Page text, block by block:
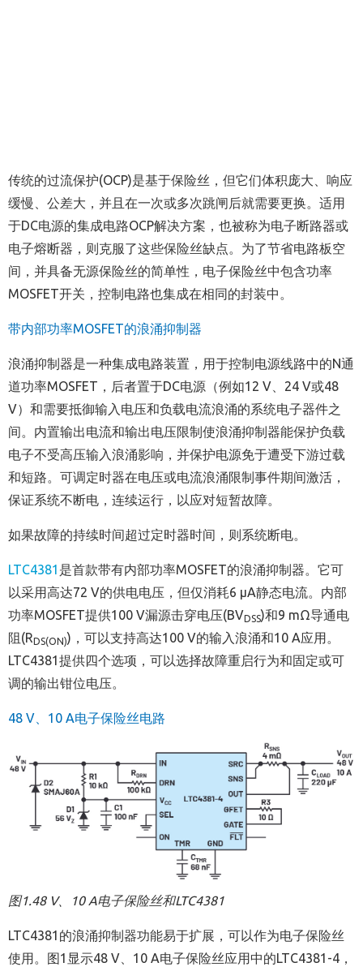
传统的过流保护(OCP)是基于保险丝，但它们体积庞大、响应
缓慢、公差大，并且在一次或多次跳闸后就需要更换。适用
于DC电源的集成电路OCP解决方案，也被称为电子断路器或
电子熔断器，则克服了这些保险丝缺点。为了节省电路板空
间，并具备无源保险丝的简单性，电子保险丝中包含功率
MOSFET开关，控制电路也集成在相同的封装中。
带内部功率MOSFET的浪涌抑制器
浪涌抑制器是一种集成电路装置，用于控制电源线路中的N通
道功率MOSFET，后者置于DC电源（例如12 V、24 V或48
V）和需要抵御输入电压和负载电流浪涌的系统电子器件之
间。内置输出电流和输出电压限制使浪涌抑制器能保护负载
电子不受高压输入浪涌影响，并保护电源免于遭受下游过载
和短路。可调定时器在电压或电流浪涌限制事件期间激活，
保证系统不断电，连续运行，以应对短暂故障。
如果故障的持续时间超过定时器时间，则系统断电。
LTC4381 是首款带有内部功率MOSFET的浪涌抑制器。它可
以采用高达72 V的供电电压，但仅消耗6 µA静态电流。内部
功率MOSFET提供100 V漏源击穿电压(BVDSS)和9 mΩ导通电
阻(RDS(ON))，可以支持高达100 V的输入浪涌和10 A应用。
LTC4381提供四个选项，可以选择故障重启行为和固定或可
调的输出钳位电压。
48 V 10 A电子保险丝电路
图1.48 V、 10 A电子保险丝和LTC4381
LTC4381的浪涌抑制器功能易于扩展，可以作为电子保险丝
使用。图1显示48 V、10 A电子保险丝应用中的LTC4381-4，